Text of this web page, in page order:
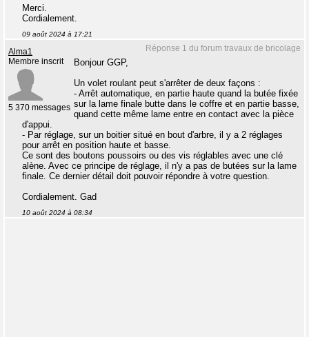
Merci.
Cordialement.
09 août 2024 à 17:21
Réponse 1 du forum travaux de bricolage
Alma1
Membre inscrit
5 370 messages
Bonjour GGP,
Un volet roulant peut s'arrêter de deux façons :
- Arrêt automatique, en partie haute quand la butée fixée
sur la lame finale butte dans le coffre et en partie basse,
quand cette même lame entre en contact avec la pièce
d'appui.
- Par réglage, sur un boitier situé en bout d'arbre, il y a 2 réglages
pour arrêt en position haute et basse.
Ce sont des boutons poussoirs ou des vis réglables avec une clé
alène. Avec ce principe de réglage, il n'y a pas de butées sur la lame
finale. Ce dernier détail doit pouvoir répondre à votre question.
Cordialement. Gad
10 août 2024 à 08:34